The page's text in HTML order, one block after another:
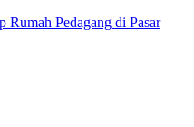
Pedagang di Pasar